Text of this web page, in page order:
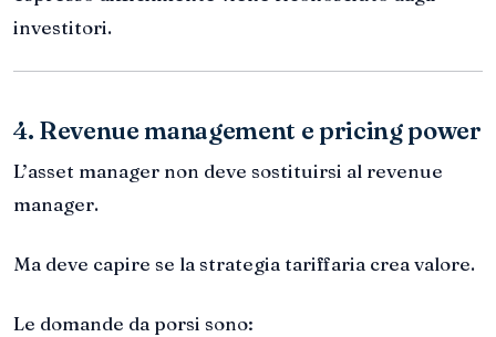
investitori.
4. Revenue management e pricing power
L’asset manager non deve sostituirsi al revenue
manager.
Ma deve capire se la strategia tariffaria crea valore.
Le domande da porsi sono: